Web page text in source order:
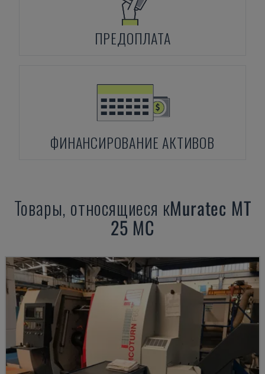
ПРЕДОПЛАТА
ФИНАНСИРОВАНИЕ АКТИВОВ
Товары, относящиеся кMuratec MT
25 MC